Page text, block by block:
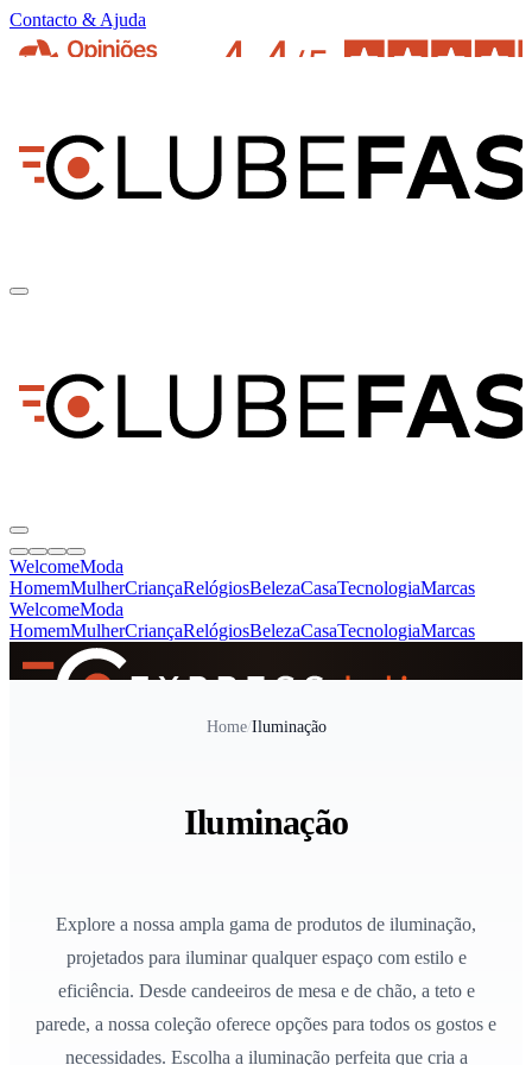
Contacto & Ajuda
WelcomeModa
HomemMulherCriançaRelógiosBelezaCasaTecnologiaMarcas
WelcomeModa
HomemMulherCriançaRelógiosBelezaCasaTecnologiaMarcas
Home/Iluminação
Iluminação
Explore a nossa ampla gama de produtos de iluminação,
projetados para iluminar qualquer espaço com estilo e
eficiência. Desde candeeiros de mesa e de chão, a teto e
parede, a nossa coleção oferece opções para todos os gostos e
necessidades. Escolha a iluminação perfeita que cria a